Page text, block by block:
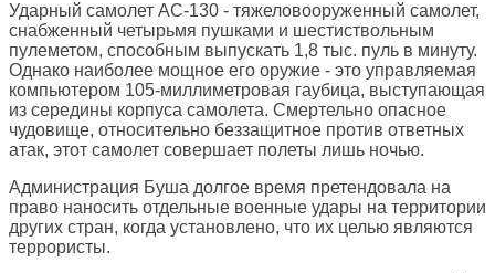
Ударный самолет AC-130 - тяжеловооруженный самолет,
снабженный четырьмя пушками и шестиствольным
пулеметом, способным выпускать 1,8 тыс. пуль в минуту.
Однако наиболее мощное его оружие - это управляемая
компьютером 105-миллиметровая гаубица, выступающая
из середины корпуса самолета. Смертельно опасное
чудовище, относительно беззащитное против ответных
атак, этот самолет совершает полеты лишь ночью.
Администрация Буша долгое время претендовала на
право наносить отдельные военные удары на территории
других стран, когда установлено, что их целью являются
террористы.